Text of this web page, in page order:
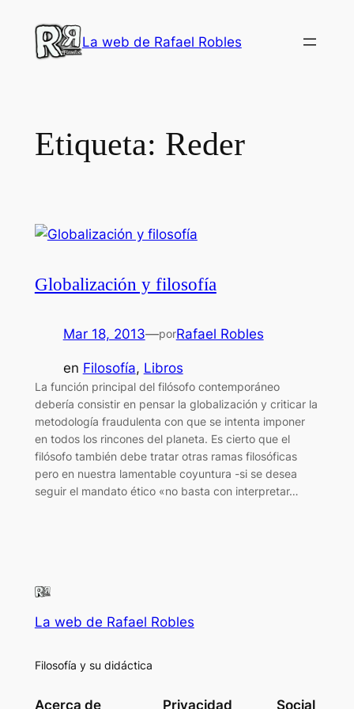
contenido
La web de Rafael Robles
Etiqueta: Reder
Globalización y filosofía
Mar 18, 2013—porRafael Robles
en Filosofía, Libros
La función principal del filósofo contemporáneo
debería consistir en pensar la globalización y criticar la
metodología fraudulenta con que se intenta imponer
en todos los rincones del planeta. Es cierto que el
filósofo también debe tratar otras ramas filosóficas
pero en nuestra lamentable coyuntura -si se desea
seguir el mandato ético «no basta con interpretar…
La web de Rafael Robles
Filosofía y su didáctica
Acerca de Privacidad Social